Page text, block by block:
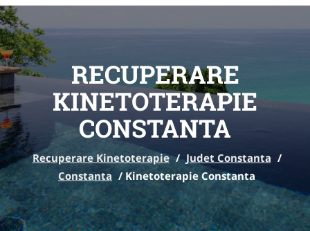
RECUPERARE
KINETOTERAPIE
CONSTANTA
Recuperare Kinetoterapie / Judet Constanta /
Constanta / Kinetoterapie Constanta